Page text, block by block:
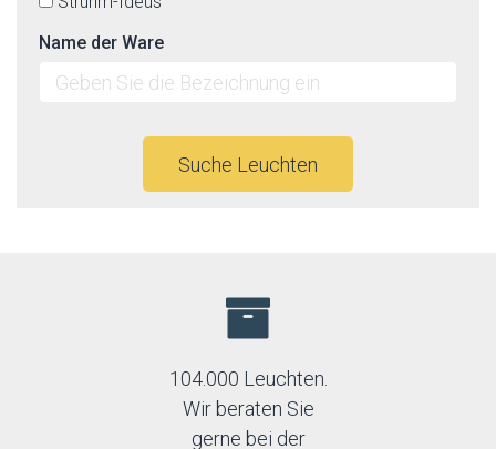
Name der Ware
Suche Leuchten
104.000 Leuchten.
Wir beraten Sie
gerne bei der